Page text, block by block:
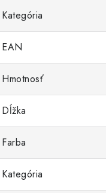
Kategória
EAN
Hmotnosť
Dĺžka
Farba
Kategória